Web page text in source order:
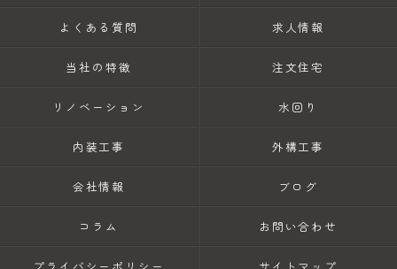
よくある質問 求人情報
当社の特徴 注文住宅
リノベーション 水回り
内装工事 外構工事
会社情報 ブログ
コラム お問い合わせ